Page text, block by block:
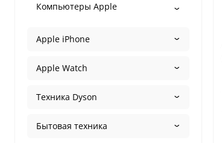
Gray
Jet black
light gold
mist blue
Компьютеры Apple
Apple iPhone
Apple Watch
Техника Dyson
Бытовая техника